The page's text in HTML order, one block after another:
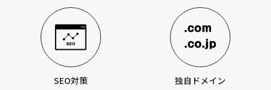
SEO対策 独自ドメイン